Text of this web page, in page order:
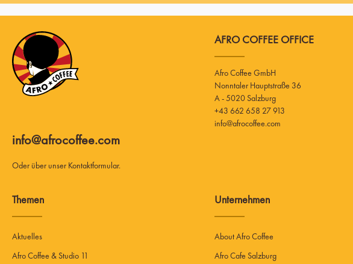
info@afrocoffee.com
Oder über unser Kontaktformular.
AFRO COFFEE OFFICE
Afro Coffee GmbH
A - 5020 Salzburg
+43 662 658 27 913
info@afrocoffee.com
Themen
Aktuelles
Afro Coffee & Studio 11
Unternehmen
About Afro Coffee
Afro Cafe Salzburg